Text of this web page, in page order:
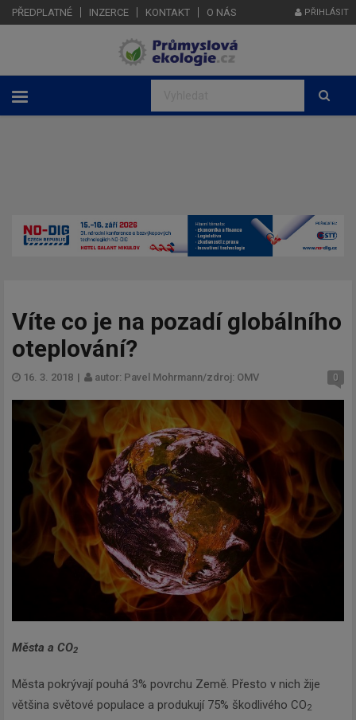
PŘEDPLATNÉ INZERCE KONTAKT O NÁS PŘIHLÁSIT
Víte co je na pozadí globálního
oteplování?
16. 3. 2018 | autor: Pavel Mohrmann/zdroj: OMV 0
Města a CO2
Města pokrývají pouhá 3% povrchu Země. Přesto v nich žije
většina světové populace a produkují 75% škodlivého CO2